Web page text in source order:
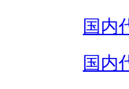
国内
国内